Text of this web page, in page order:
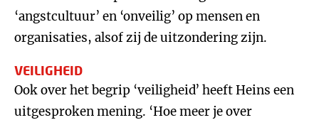
‘angstcultuur’ en ‘onveilig’ op mensen en
organisaties, alsof zij de uitzondering zijn.
VEILIGHEID
Ook over het begrip ‘veiligheid’ heeft Heins een
uitgesproken mening. ‘Hoe meer je over